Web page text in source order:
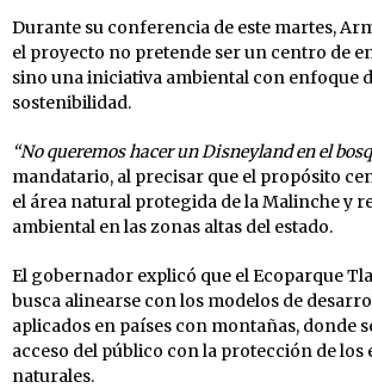
Durante su conferencia de este martes,
el proyecto no pretende ser un centro de
sino una iniciativa ambiental con enfoque
sostenibilidad.
“No queremos hacer un Disneyland en el
mandatario, al precisar que el propósito
el área natural protegida de la Malinche y
ambiental en las zonas altas del estado.
El gobernador explicó que el Ecoparque
busca alinearse con los modelos de
aplicados en países con montañas, donde
acceso del público con la protección de los
naturales.